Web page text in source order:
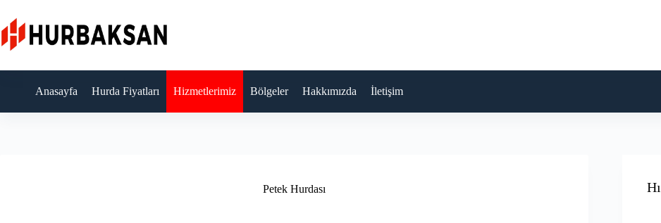
content
Anasayfa Hurda Fiyatları Hizmetlerimiz Bölgeler Hakkımızda İletişim
Petek Hurdası